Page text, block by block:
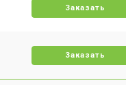
Заказать
Заказать